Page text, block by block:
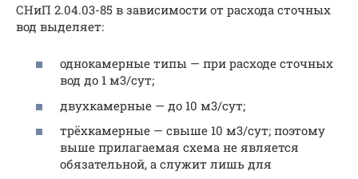
СНиП 2.04.03-85 в зависимости от расхода сточных
вод выделяет:
однокамерные типы — при расходе сточных
вод до 1 м3/сут;
двухкамерные — до 10 м3/сут;
трёхкамерные — свыше 10 м3/сут; поэтому
выше прилагаемая схема не является
обязательной, а служит лишь для